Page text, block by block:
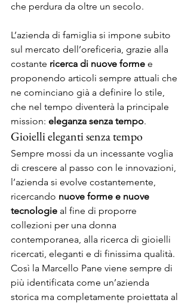
che perdura da oltre un secolo.
L’azienda di famiglia si impone subito
sul mercato dell’oreficeria, grazie alla
costante ricerca di nuove forme e
proponendo articoli sempre attuali che
ne cominciano già a definire lo stile,
che nel tempo diventerà la principale
mission: eleganza senza tempo.
Gioielli eleganti senza tempo
Sempre mossi da un incessante voglia
di crescere al passo con le innovazioni,
l’azienda si evolve costantemente,
ricercando nuove forme e nuove
tecnologie al fine di proporre
collezioni per una donna
contemporanea, alla ricerca di gioielli
ricercati, eleganti e di finissima qualità.
Così la Marcello Pane viene sempre di
più identificata come un’azienda
storica ma completamente proiettata al